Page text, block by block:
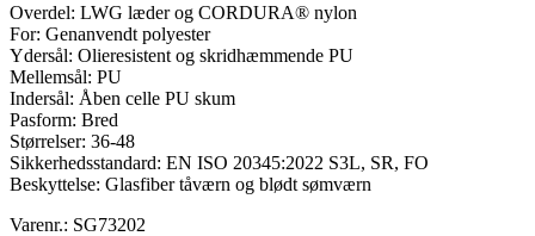
Overdel: LWG læder og CORDURA® nylon
For: Genanvendt polyester
Ydersål: Olieresistent og skridhæmmende PU
Mellemsål: PU
Indersål: Åben celle PU skum
Pasform: Bred
Størrelser: 36-48
Sikkerhedsstandard: EN ISO 20345:2022 S3L, SR, FO
Beskyttelse: Glasfiber tåværn og blødt sømværn
Varenr.: SG73202